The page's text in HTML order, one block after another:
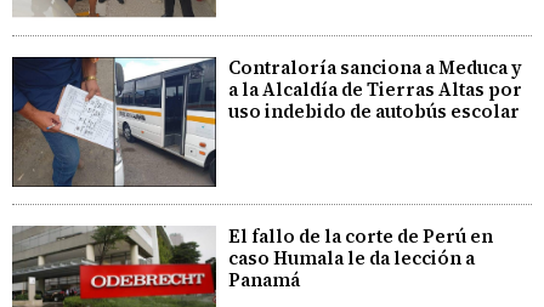
Contraloría sanciona a Meduca y
a la Alcaldía de Tierras Altas por
uso indebido de autobús escolar
El fallo de la corte de Perú en
caso Humala le da lección a
Panamá